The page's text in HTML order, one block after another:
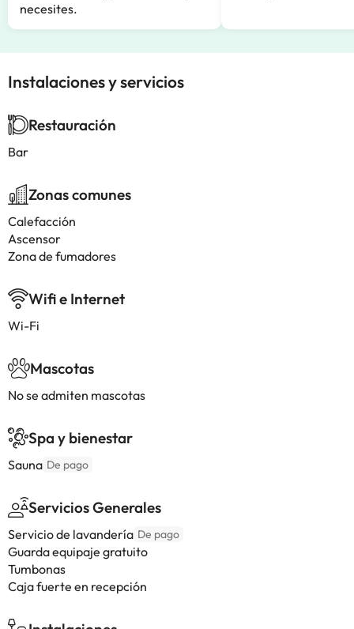
necesites.
Instalaciones y servicios
Restauración
Bar
Zonas comunes
Calefacción
Ascensor
Zona de fumadores
Wifi e Internet
Wi-Fi
Mascotas
No se admiten mascotas
Spa y bienestar
Sauna De pago
Servicios Generales
Servicio de lavandería De pago
Guarda equipaje gratuito
Tumbonas
Caja fuerte en recepción